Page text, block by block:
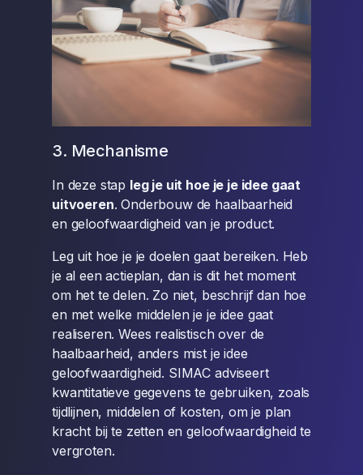
3. Mechanisme
In deze stap leg je uit hoe je je idee gaat
uitvoeren. Onderbouw de haalbaarheid
en geloofwaardigheid van je product.
Leg uit hoe je je doelen gaat bereiken. Heb
je al een actieplan, dan is dit het moment
om het te delen. Zo niet, beschrijf dan hoe
en met welke middelen je je idee gaat
realiseren. Wees realistisch over de
haalbaarheid, anders mist je idee
geloofwaardigheid. SIMAC adviseert
kwantitatieve gegevens te gebruiken, zoals
tijdlijnen, middelen of kosten, om je plan
kracht bij te zetten en geloofwaardigheid te
vergroten.